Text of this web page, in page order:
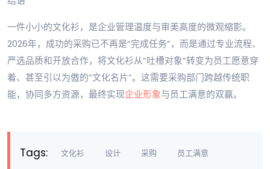
一件小小的文化衫，是企业管理温度与审美高度的微观缩影。
2026年，成功的采购已不再是“完成任务”，而是通过专业流程、
严选品质和开放合作，将文化衫从“吐槽对象”转变为员工愿意穿
着、甚至引以为傲的“文化名片”。这需要采购部门跨越传统职
能，协同多方资源，最终实现企业形象与员工满意的双赢。
Tags: 文化衫 设计 采购 员工满意